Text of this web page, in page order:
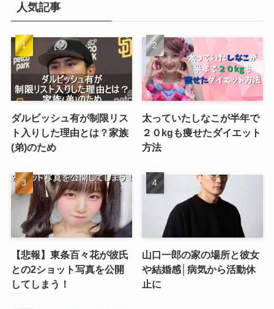
人気記事
ダルビッシュ有が制限リス
ト入りした理由とは？家族
(弟)のため
太っていたしなこが半年で
２０kgも痩せたダイエット
方法
【悲報】東条百々花が彼氏
との2ショット写真を公開
してしまう！
山口一郎の家の場所と彼女
や結婚感│病気から活動休
止に